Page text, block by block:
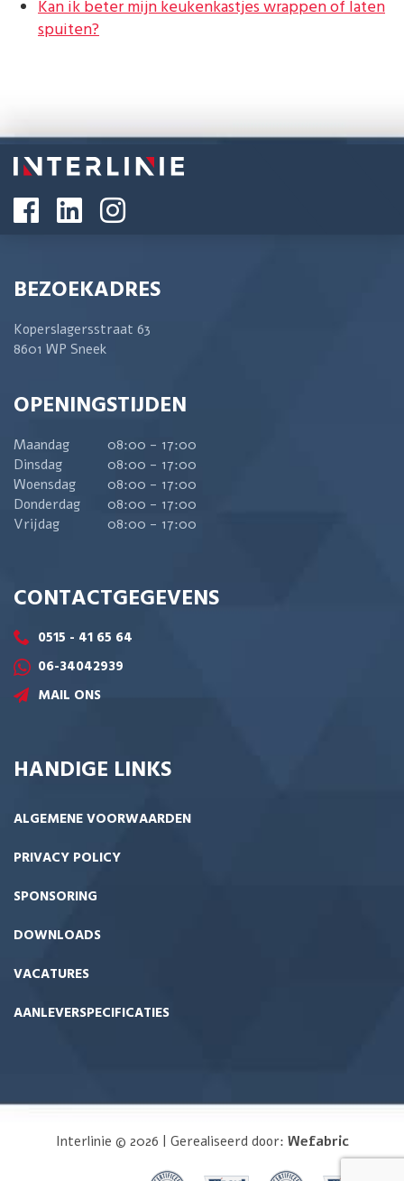
Kan ik beter mijn keukenkastjes wrappen of laten
spuiten?
BEZOEKADRES
Koperslagersstraat 63
8601 WP Sneek
OPENINGSTIJDEN
Maandag
08:00 - 17:00
Dinsdag
08:00 - 17:00
Woensdag
08:00 - 17:00
Donderdag
08:00 - 17:00
Vrijdag
08:00 - 17:00
CONTACTGEGEVENS
0515 - 41 65 64
06-34042939
MAIL ONS
HANDIGE LINKS
ALGEMENE VOORWAARDEN
PRIVACY POLICY
SPONSORING
DOWNLOADS
VACATURES
AANLEVERSPECIFICATIES
Interlinie © 2026 | Gerealiseerd door: Wefabric